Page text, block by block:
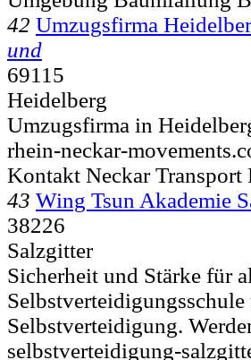
42 Umzugsfirma
und
69115
Heidelberg
Umzugsfirma in
rhein-neckar-
Kontakt Neckar Transport
43 Wing Tsun Akademie
38226
Salzgitter
Sicherheit und Stärke für
Selbstverteidigung.
selbstverteidigung-